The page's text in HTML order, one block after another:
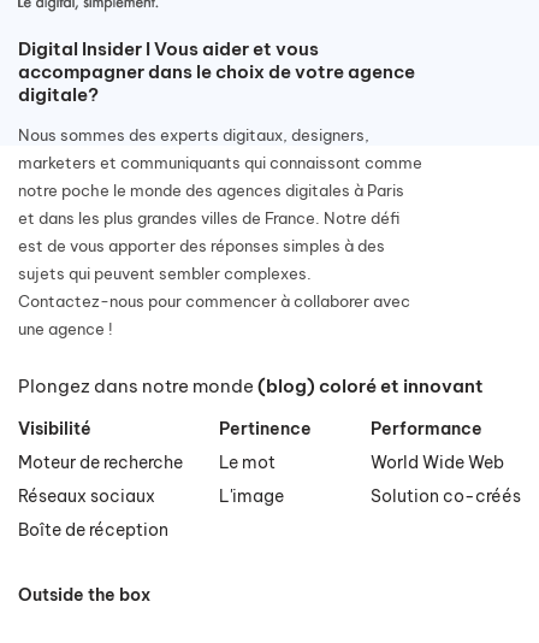
Digital Insider I Vous aider et vous
accompagner dans le choix de votre agence
digitale?
Nous sommes des experts digitaux, designers,
marketers et communiquants qui connaissont comme
notre poche le monde des agences digitales à Paris
et dans les plus grandes villes de France. Notre défi
est de vous apporter des réponses simples à des
sujets qui peuvent sembler complexes.
Contactez-nous pour commencer à collaborer avec
une agence !
Plongez dans notre monde (blog) coloré et innovant
Visibilité
Moteur de recherche
Réseaux sociaux
Boîte de réception
Pertinence
Le mot
L'image
Performance
World Wide Web
Solution co-créés
Outside the box